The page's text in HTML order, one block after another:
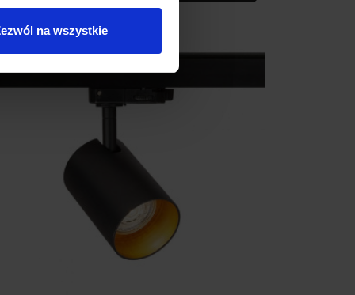
na wszystkie